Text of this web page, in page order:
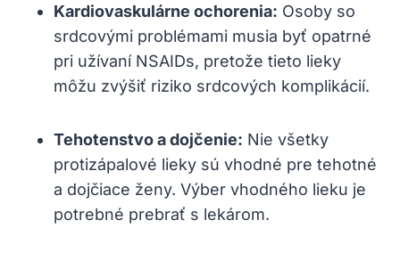
Kardiovaskulárne ochorenia: Osoby so
srdcovými problémami musia byť opatrné
pri užívaní NSAIDs, pretože tieto lieky
môžu zvýšiť riziko srdcových komplikácií.
Tehotenstvo a dojčenie: Nie všetky
protizápalové lieky sú vhodné pre tehotné
a dojčiace ženy. Výber vhodného lieku je
potrebné prebrať s lekárom.